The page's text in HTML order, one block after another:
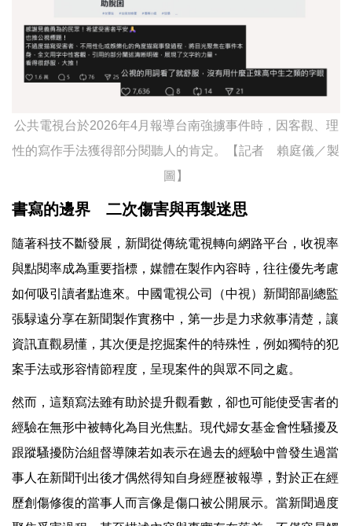
公共電視台於2026年4月報導台南強擄事件時，因客觀、理
性的寫作手法獲得部分閱聽人的肯定。【記者 賴庭儀／製
圖】
書寫的邊界 二次傷害與再製迷思
隨著科技不斷發展，新聞從傳統電視轉向網路平台，收視率
與點閱率成為重要指標，媒體在製作內容時，往往優先考慮
如何吸引讀者點進來。中國電視公司（中視）新聞部副總監
張騄遠分享在新聞製作實務中，第一步是力求敘事清楚，讓
資訊直觀易懂，其次便是挖掘案件的特殊性，例如獨特的犯
案手法或形容情節程度，呈現案件的與眾不同之處。
然而，這類寫法雖有助於提升觀看數，卻也可能使受害者的
經驗在無形中被轉化為目光焦點。現代婦女基金會性騷擾及
跟蹤騷擾防治組督導陳若如表示在過去的經驗中曾發生過當
事人在新聞刊出後才偶然得知自身經歷被報導，對於正在經
歷創傷修復的當事人而言像是傷口被公開展示。當新聞過度